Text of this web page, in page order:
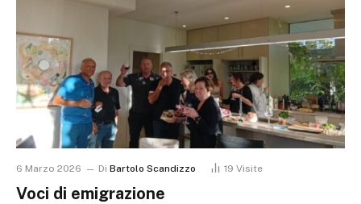
6 Marzo 2026 Di Bartolo Scandizzo 19 Visite
Voci di emigrazione